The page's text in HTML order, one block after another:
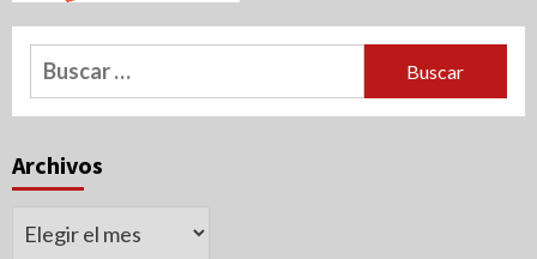
Buscar:
Archivos
Archivos